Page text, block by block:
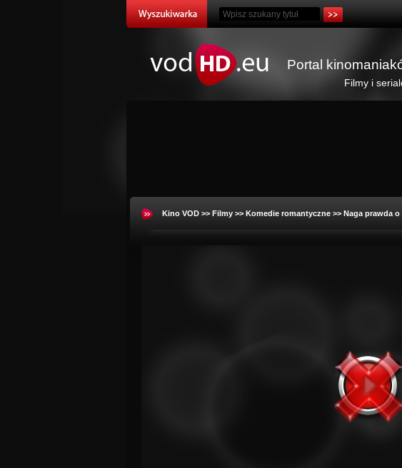
Portal
Filmy i
Kino VOD >> Filmy >> Komedie romantyczne >> Naga prawda o